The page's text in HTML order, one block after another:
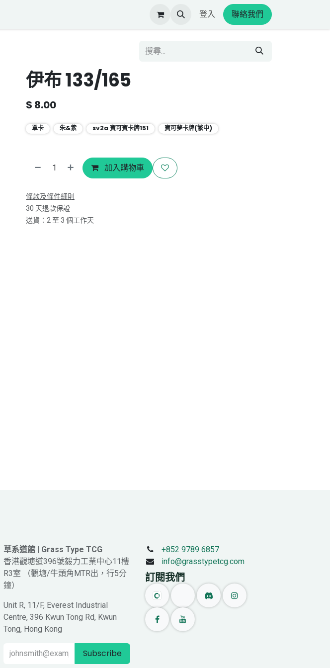
登入 聯絡我們
伊布 133/165
$ 8.00
單卡 朱&紫 sv2a 寶可寶卡牌151 寶可夢卡牌(繁中)
加入購物車
條款及條件細則
30 天退款保證
送貨：2 至 3 個工作天
草系道館 | Grass Type TCG
香港觀塘道396號毅力工業中心11樓
R3室 （觀塘/牛頭角MTR出，行5分
鐘）
Unit R, 11/F, Everest Industrial
Centre, 396 Kwun Tong Rd, Kwun
Tong, Hong Kong
Subscribe
+852 9789 6857
info@grasstypetcg.com
訂閱我們